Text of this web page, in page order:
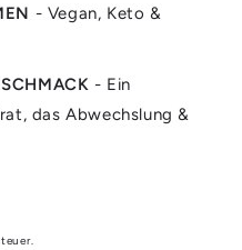
- Vegan, Keto &
- Ein
das Abwechslung &